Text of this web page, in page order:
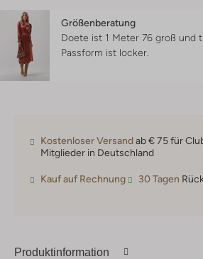
Größenberatung
Doete ist 1 Meter 76 groß und
Passform ist locker
Kostenloser Versandab € 75 für
Mitglieder in Deutschland
Kauf auf Rechnung 30 Tagen
Produktinformation